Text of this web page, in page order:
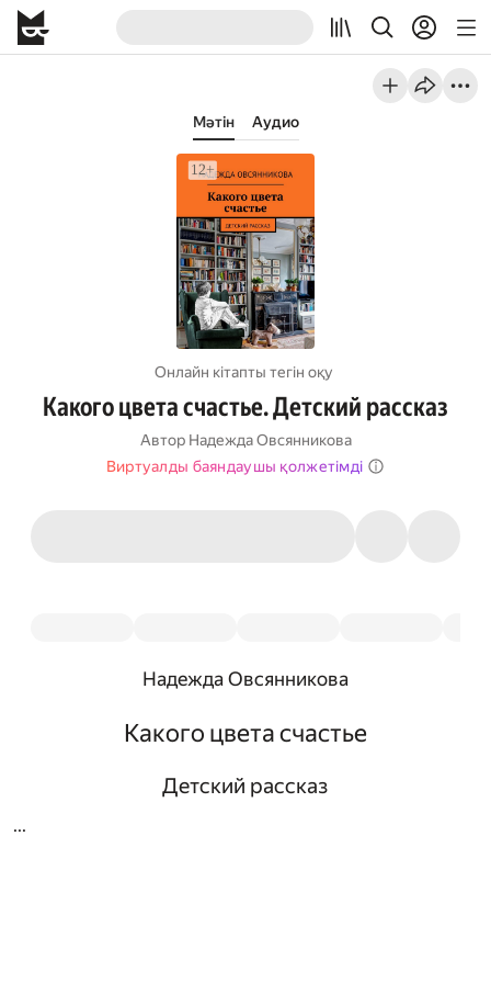
Мәтін Аудио
Онлайн кітапты тегін оқу
Какого цвета счастье. Детский рассказ
Автор Надежда Овсянникова
Виртуалды баяндаушы қолжетімді
Надежда Овсянникова
Какого цвета счастье
Детский рассказ
...